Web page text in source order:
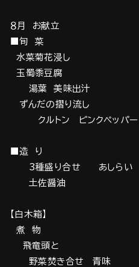
８月 お献立
■旬 菜
水菜菊花浸し
玉蜀黍豆腐
湯葉 美味出汁
ずんだの摺り流し
クルトン ピンクペッパー
■造 り
3種盛り合せ あしらい
土佐醤油
【白木箱】
煮 物
飛竜頭と
野菜焚き合せ 青味